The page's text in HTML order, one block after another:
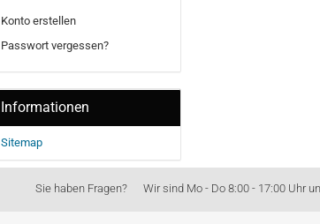
Konto erstellen
Passwort vergessen?
Informationen
Sitemap
Sie haben Fragen? Wir sind Mo - Do 8:00 - 17:00 Uhr